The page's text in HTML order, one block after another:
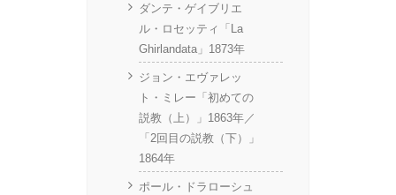
ダンテ・ゲイブリエ
ル・ロセッティ「La
Ghirlandata」1873年
ジョン・エヴァレッ
ト・ミレー「初めての
説教（上）」1863年／
「2回目の説教（下）」
1864年
ポール・ドラローシュ